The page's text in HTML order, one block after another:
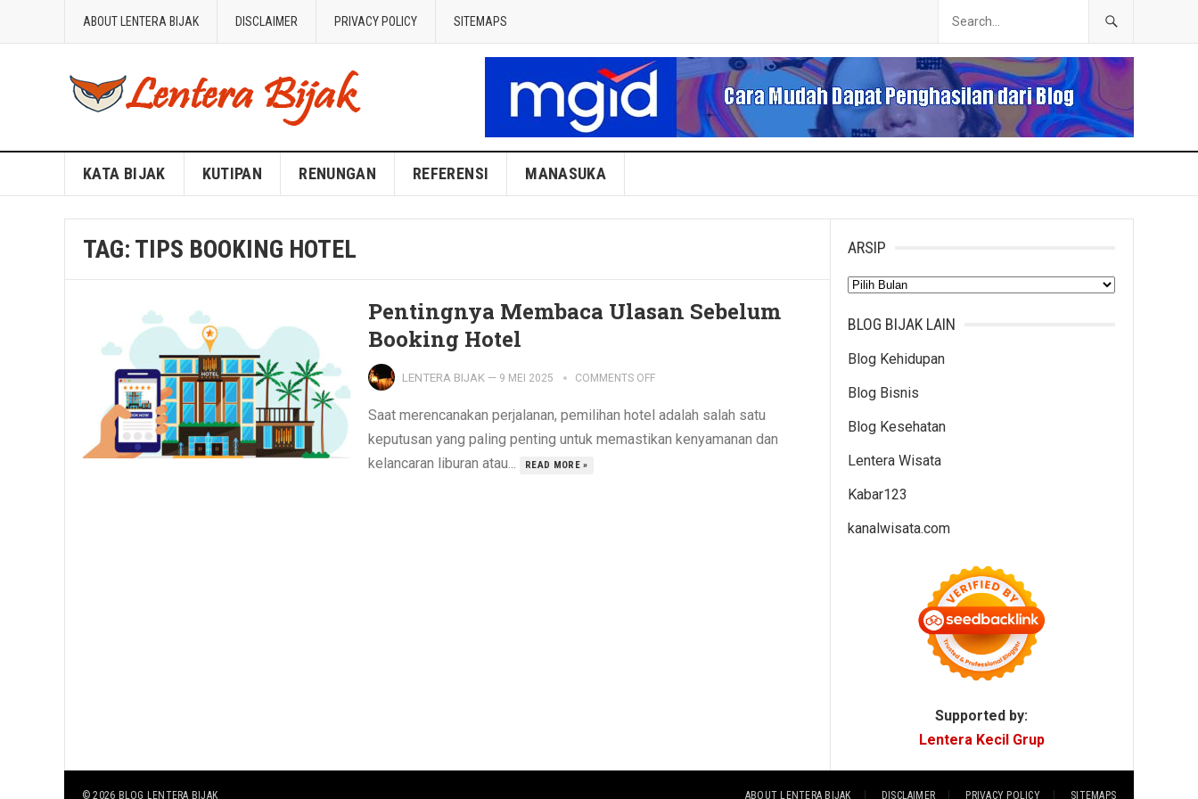
ABOUT LENTERA BIJAK DISCLAIMER PRIVACY POLICY SITEMAPS
Blog Lentera Bijak
KATA BIJAK KUTIPAN RENUNGAN REFERENSI MANASUKA
TAG: TIPS BOOKING HOTEL
Pentingnya Membaca Ulasan Sebelum
Booking Hotel
LENTERA BIJAK — 9 MEI 2025 COMMENTS OFF
Saat merencanakan perjalanan, pemilihan hotel adalah salah satu
keputusan yang paling penting untuk memastikan kenyamanan dan
kelancaran liburan atau...
READ MORE »
ARSIP
Arsip
BLOG BIJAK LAIN
Blog Kehidupan
Blog Bisnis
Blog Kesehatan
Lentera Wisata
Kabar123
kanalwisata.com
Supported by:
Lentera Kecil Grup
© 2026 BLOG LENTERA BIJAK ABOUT LENTERA BIJAK DISCLAIMER PRIVACY POLICY SITEMAPS